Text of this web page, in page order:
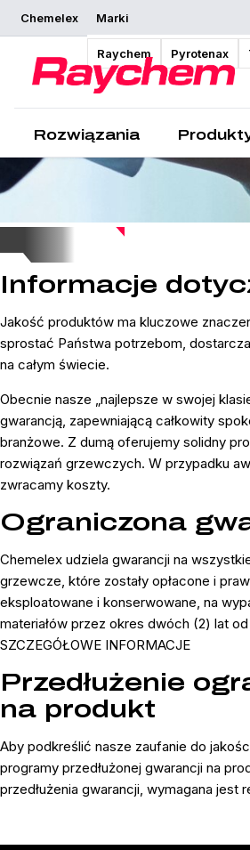
Chemelex Marki
Raychem Pyrotenax
Rozwiązania
Informacje
Jakość produktów ma kluczowe
sprostać Państwa potrzebom,
na całym świecie.
Obecnie nasze „najlepsze w swojej
gwarancją, zapewniającą całkowity
branżowe. Z dumą oferujemy solidny
rozwiązań grzewczych. W przypadku
zwracamy koszty.
Ograniczona
Chemelex udziela gwarancji na
grzewcze, które zostały opłacone i
eksploatowane i konserwowane, na
materiałów przez okres dwóch (2) lat
SZCZEGÓŁOWE INFORMACJE
Przedłużenie
na produkt
Aby podkreślić nasze zaufanie do
programy przedłużonej gwarancji na
przedłużenia gwarancji, wymagana jest